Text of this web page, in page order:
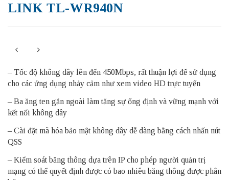
LINK TL-WR940N
– Tốc độ không dây lên đến 450Mbps, rất thuận lợi để sử dụng
cho các ứng dụng nhảy cảm như xem video HD trực tuyến
– Ba ăng ten gắn ngoài làm tăng sự ổng định và vững mạnh với
kết nối không dây
– Cài đặt mã hóa bảo mật không dây dễ dàng bằng cách nhấn nút
QSS
– Kiểm soát băng thông dựa trên IP cho phép người quản trị
mạng có thể quyết định được có bao nhiêu băng thông được phân